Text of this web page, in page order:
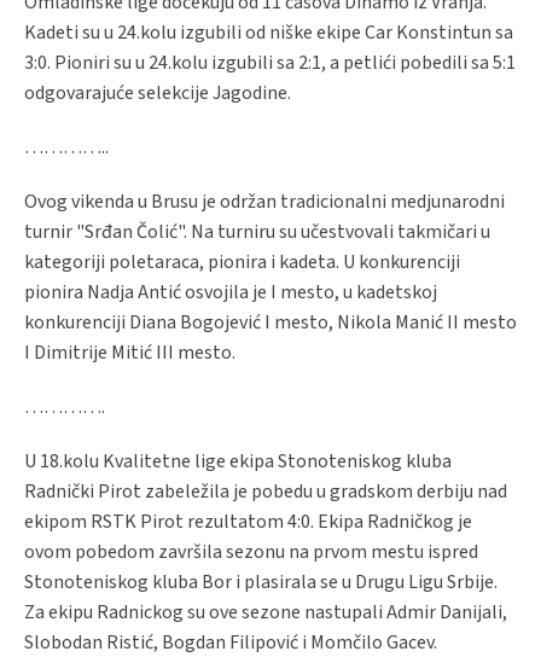
Kadeti su u 24.kolu izgubili od niške ekipe Car Konstintun sa
3:0. Pioniri su u 24.kolu izgubili sa 2:1, a petlići pobedili sa 5:1
odgovarajuće selekcije Jagodine.
…………..
Ovog vikenda u Brusu je održan tradicionalni medjunarodni
turnir "Srđan Čolić". Na turniru su učestvovali takmičari u
kategoriji poletaraca, pionira i kadeta. U konkurenciji
pionira Nadja Antić osvojila je I mesto, u kadetskoj
konkurenciji Diana Bogojević I mesto, Nikola Manić II mesto
I Dimitrije Mitić III mesto.
………….
U 18.kolu Kvalitetne lige ekipa Stonoteniskog kluba
Radnički Pirot zabeležila je pobedu u gradskom derbiju nad
ekipom RSTK Pirot rezultatom 4:0. Ekipa Radničkog je
ovom pobedom završila sezonu na prvom mestu ispred
Stonoteniskog kluba Bor i plasirala se u Drugu Ligu Srbije.
Za ekipu Radnickog su ove sezone nastupali Admir Danijali,
Slobodan Ristić, Bogdan Filipović i Momčilo Gacev.